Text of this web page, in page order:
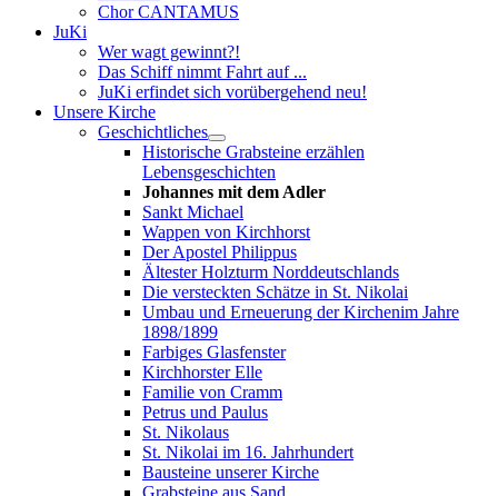
Chor CANTAMUS
JuKi
Wer wagt gewinnt?!
Das Schiff nimmt Fahrt auf ...
JuKi erfindet sich vorübergehend neu!
Unsere Kirche
Geschichtliches
Historische Grabsteine erzählen
Lebensgeschichten
Johannes mit dem Adler
Sankt Michael
Wappen von Kirchhorst
Der Apostel Philippus
Ältester Holzturm Norddeutschlands
Die versteckten Schätze in St. Nikolai
Umbau und Erneuerung der Kirchenim Jahre
1898/1899
Farbiges Glasfenster
Kirchhorster Elle
Familie von Cramm
Petrus und Paulus
St. Nikolaus
St. Nikolai im 16. Jahrhundert
Bausteine unserer Kirche
Grabsteine aus Sand